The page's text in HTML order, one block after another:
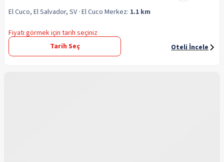
El Cuco, El Salvador, SV · El Cuco Merkez: 1.1 km
Fiyatı görmek için tarih seçiniz
Tarih Seç
Oteli İncele